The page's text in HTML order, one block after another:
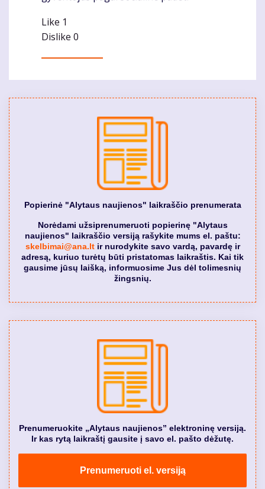
Like 1
Dislike 0
Popierinė "Alytaus naujienos" laikraščio prenumerata
Norėdami užsiprenumeruoti popierinę "Alytaus
naujienos" laikraščio versiją rašykite mums el. paštu:
skelbimai@ana.ltir nurodykite savo vardą, pavardę ir
adresą, kuriuo turėtų būti pristatomas laikraštis. Kai tik
gausime jūsų laišką, informuosime Jus dėl tolimesnių
žingsnių.
Prenumeruokite „Alytaus naujienos” elektroninę versiją.
Ir kas rytą laikraštį gausite į savo el. pašto dėžutę.
Prenumeruoti el. versiją